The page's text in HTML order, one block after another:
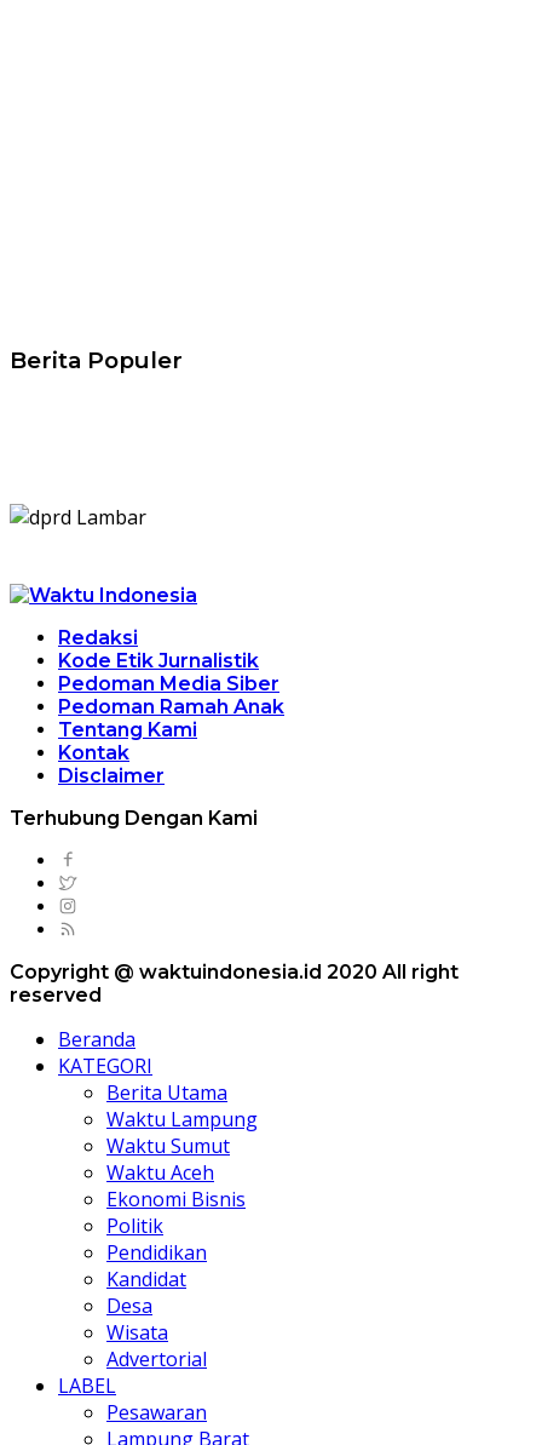
Berita Populer
Redaksi
Kode Etik Jurnalistik
Pedoman Media Siber
Pedoman Ramah Anak
Tentang Kami
Kontak
Disclaimer
Terhubung Dengan Kami
Copyright @ waktuindonesia.id 2020 All right
reserved
Beranda
KATEGORI
Berita Utama
Waktu Lampung
Waktu Sumut
Waktu Aceh
Ekonomi Bisnis
Politik
Pendidikan
Kandidat
Desa
Wisata
Advertorial
LABEL
Pesawaran
Lampung Barat